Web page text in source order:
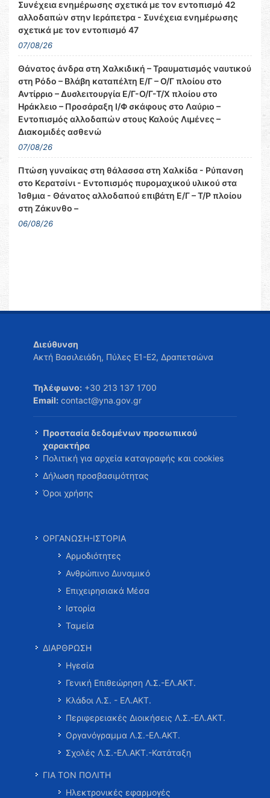
Συνέχεια ενημέρωσης σχετικά με τον εντοπισμό 42
αλλοδαπών στην Ιεράπετρα - Συνέχεια ενημέρωσης
σχετικά με τον εντοπισμό 47
07/08/26
Θάνατος άνδρα στη Χαλκιδική – Τραυματισμός ναυτικού
στη Ρόδο – Βλάβη καταπέλτη Ε/Γ – Ο/Γ πλοίου στο
Αντίρριο – Δυσλειτουργία Ε/Γ-Ο/Γ-Τ/Χ πλοίου στο
Ηράκλειο – Προσάραξη Ι/Φ σκάφους στο Λαύριο –
Εντοπισμός αλλοδαπών στους Καλούς Λιμένες –
Διακομιδές ασθενώ
07/08/26
Πτώση γυναίκας στη θάλασσα στη Χαλκίδα - Ρύπανση
στο Κερατσίνι - Εντοπισμός πυρομαχικού υλικού στα
Ίσθμια - Θάνατος αλλοδαπού επιβάτη Ε/Γ – Τ/Ρ πλοίου
στη Ζάκυνθο –
06/08/26
Διεύθυνση
Ακτή Βασιλειάδη, Πύλες Ε1-Ε2, Δραπετσώνα
Τηλέφωνο: +30 213 137 1700
Email: contact@yna.gov.gr
Προστασία δεδομένων προσωπικού
χαρακτήρα
Πολιτική για αρχεία καταγραφής και cookies
Δήλωση προσβασιμότητας
Όροι χρήσης
ΟΡΓΑΝΩΣΗ-ΙΣΤΟΡΙΑ
Αρμοδιότητες
Ανθρώπινο Δυναμικό
Επιχειρησιακά Μέσα
Ιστορία
Ταμεία
ΔΙΑΡΘΡΩΣΗ
Ηγεσία
Γενική Επιθεώρηση Λ.Σ.-ΕΛ.ΑΚΤ.
Κλάδοι Λ.Σ. - ΕΛ.ΑΚΤ.
Περιφερειακές Διοικήσεις Λ.Σ.-ΕΛ.ΑΚΤ.
Οργανόγραμμα Λ.Σ.-ΕΛ.ΑΚΤ.
Σχολές Λ.Σ.-ΕΛ.ΑΚΤ.-Κατάταξη
ΓΙΑ ΤΟΝ ΠΟΛΙΤΗ
Ηλεκτρονικές εφαρμογές